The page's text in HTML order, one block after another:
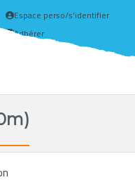
Espace perso/s'identifier
Adhérer
Créer un compte